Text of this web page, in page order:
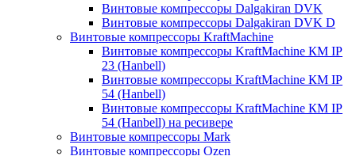
Винтовые компрессоры Dalgakiran DVK
Винтовые компрессоры Dalgakiran DVK D
Винтовые компрессоры KraftMachine
Винтовые компрессоры KraftMachine КМ IP
23 (Hanbell)
Винтовые компрессоры KraftMachine КМ IP
54 (Hanbell)
Винтовые компрессоры KraftMachine КМ IP
54 (Hanbell) на ресивере
Винтовые компрессоры Mark
Винтовые компрессоры Ozen